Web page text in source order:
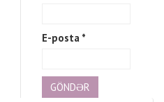
E-posta *